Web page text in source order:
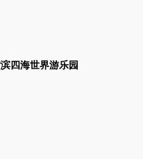
四海世界游乐园